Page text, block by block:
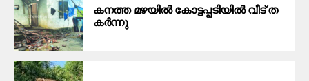
ക​ന​ത്ത മ​ഴ​യി​ൽ കോ​ട്ട​പ്പ​ടി​യി​ല്‍ വീ​ട് ത​
ക​ർ​ന്നു